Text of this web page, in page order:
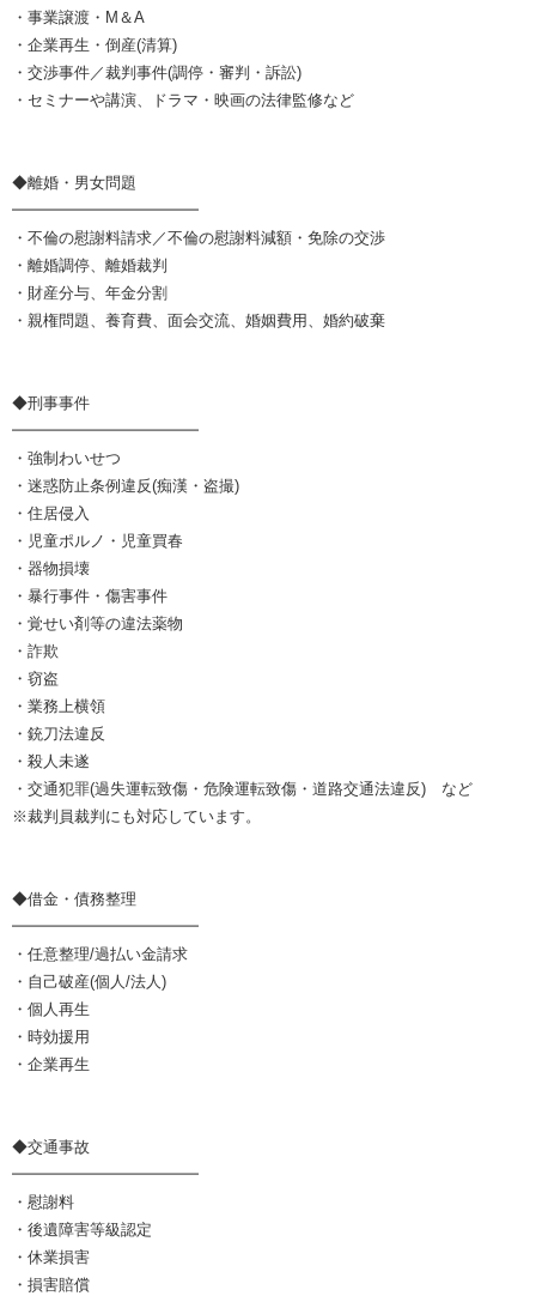
・事業譲渡・M＆A
・企業再生・倒産(清算)
・交渉事件／裁判事件(調停・審判・訴訟)
・セミナーや講演、ドラマ・映画の法律監修など
◆離婚・男女問題
━━━━━━━━━━━━
・不倫の慰謝料請求／不倫の慰謝料減額・免除の交渉
・離婚調停、離婚裁判
・財産分与、年金分割
・親権問題、養育費、面会交流、婚姻費用、婚約破棄
◆刑事事件
━━━━━━━━━━━━
・強制わいせつ
・迷惑防止条例違反(痴漢・盗撮)
・住居侵入
・児童ポルノ・児童買春
・器物損壊
・暴行事件・傷害事件
・覚せい剤等の違法薬物
・詐欺
・窃盗
・業務上横領
・銃刀法違反
・殺人未遂
・交通犯罪(過失運転致傷・危険運転致傷・道路交通法違反) など
※裁判員裁判にも対応しています。
◆借金・債務整理
━━━━━━━━━━━━
・任意整理/過払い金請求
・自己破産(個人/法人)
・個人再生
・時効援用
・企業再生
◆交通事故
━━━━━━━━━━━━
・慰謝料
・後遺障害等級認定
・休業損害
・損害賠償